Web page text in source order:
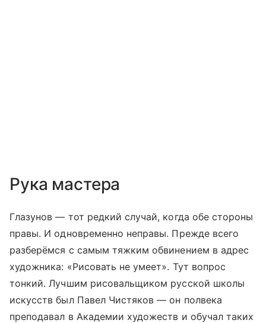
Рука мастера
Глазунов — тот редкий случай, когда обе стороны
правы. И одновременно неправы. Прежде всего
разберёмся с самым тяжким обвинением в адрес
художника: «Рисовать не умеет». Тут вопрос
тонкий. Лучшим рисовальщиком русской школы
искусств был Павел Чистяков — он полвека
преподавал в Академии художеств и обучал таких